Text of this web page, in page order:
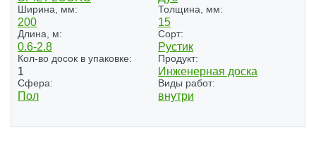
Ширина, мм:
200
Толщина, мм:
15
Длина, м:
0.6-2.8
Сорт:
Рустик
Кол-во досок в упаковке:
1
Продукт:
Инженерная доска
Сфера:
Пол
Виды работ:
внутри